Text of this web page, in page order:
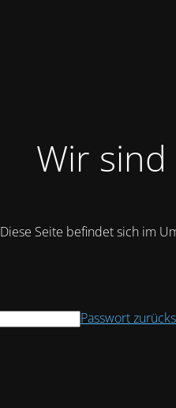
Wir
Diese Seite befindet sich im
Passwort